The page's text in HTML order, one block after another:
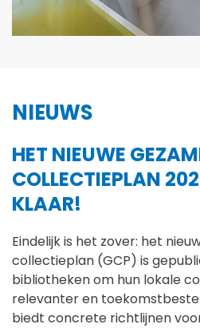
NIEUWS
HET NIEUWE
COLLECTIEPLAN
KLAAR!
Eindelijk is het zover: het
collectieplan (GCP) is
bibliotheken om hun lokale
relevanter en
biedt concrete richtlijnen